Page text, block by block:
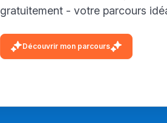
gratuitement - votre parcours
Découvrir mon parcours